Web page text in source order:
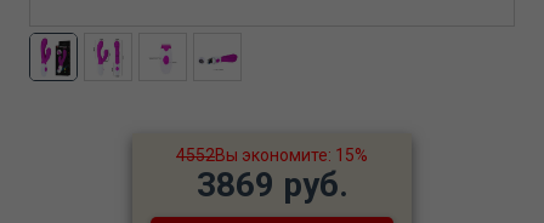
4552Вы экономите: 15%
3869 руб.